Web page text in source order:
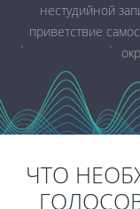
нестудийной
приветствие
ЧТО